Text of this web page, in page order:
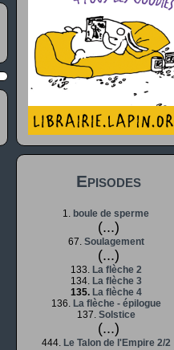
Episodes
1. boule de sperme
(...)
67. Soulagement
(...)
133. La flèche 2
134. La flèche 3
135. La flèche 4
136. La flèche - épilogue
137. Solstice
(...)
444. Le Talon de l'Empire 2/2